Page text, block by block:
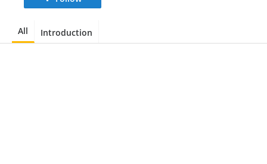
All Introduction